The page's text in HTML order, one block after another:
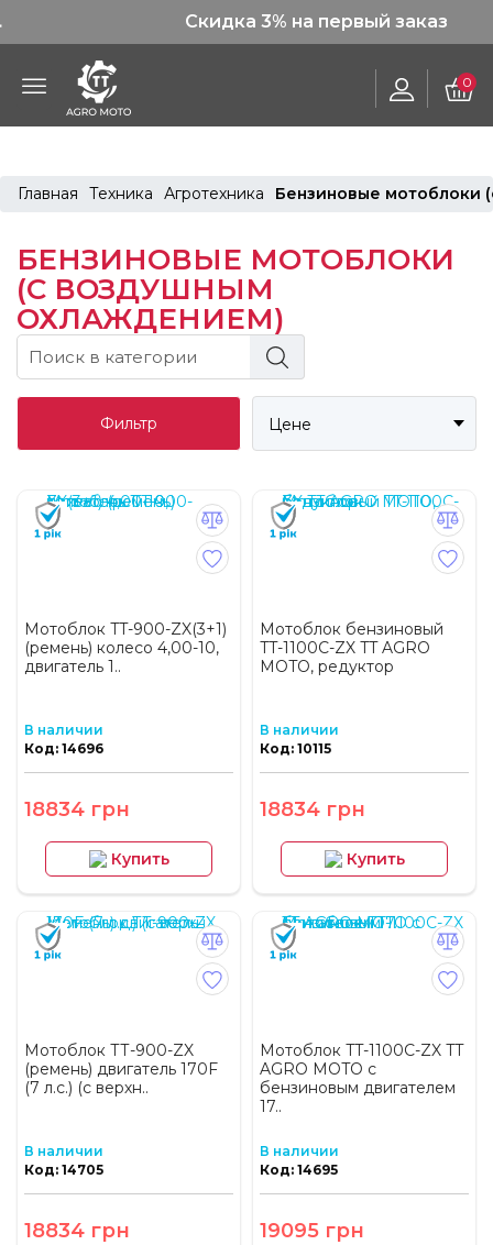
Скидка 3% на первый заказ
0
Главная Техника Агротехника Бензиновые мотоблоки
БЕНЗИНОВЫЕ МОТОБЛОКИ
(С ВОЗДУШНЫМ
ОХЛАЖДЕНИЕМ)
Фильтр Цене
Мотоблок TT-900-ZX(3+1)
(ремень) колесо 4,00-10,
двигатель 1..
В наличии
Код: 14696
18834 грн
Купить
Мотоблок бензиновый
TT-1100C-ZX TT AGRO
MOTO, редуктор
В наличии
Код: 10115
18834 грн
Купить
Мотоблок ТТ-900-ZX
(ремень) двигатель 170F
(7 л.с.) (с верхн..
В наличии
Код: 14705
18834 грн
Мотоблок TT-1100C-ZX TT
AGRO MOTO с
бензиновым двигателем
17..
В наличии
Код: 14695
19095 грн